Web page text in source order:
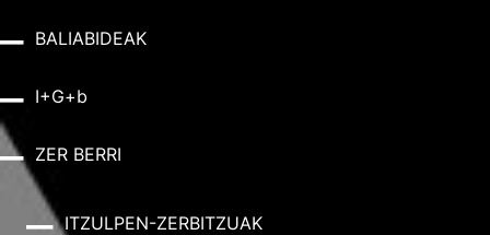
BALIABIDEAK
I+G+b
ZER BERRI
ITZULPEN-ZERBITZUAK